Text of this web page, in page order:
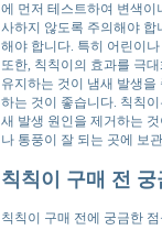
에 먼저 테스트하여 변색이
사하지 않도록 주의해야 합
해야 합니다. 특히 어린이
또한, 칙칙이의 효과를 극
유지하는 것이 냄새 발생
하는 것이 좋습니다. 칙칙
새 발생 원인을 제거하는
나 통풍이 잘 되는 곳에 보
칙칙이 구매 전
칙칙이 구매 전에 궁금한